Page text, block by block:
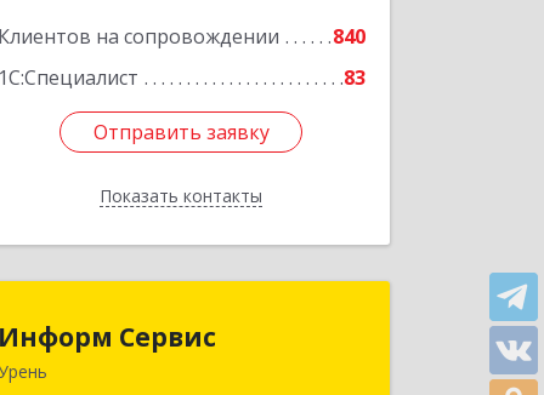
Клиентов на сопровождении
840
1С:Специалист
83
Отправить заявку
Показать контакты
Отправить заявку
Назад
Информ Сервис
606800, Нижегородская обл, Уренский